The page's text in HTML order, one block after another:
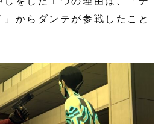
」からダンテが参戦したこと